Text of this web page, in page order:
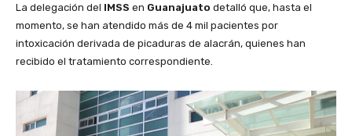
La delegación del IMSS en Guanajuato detalló que, hasta el
momento, se han atendido más de 4 mil pacientes por
intoxicación derivada de picaduras de alacrán, quienes han
recibido el tratamiento correspondiente.